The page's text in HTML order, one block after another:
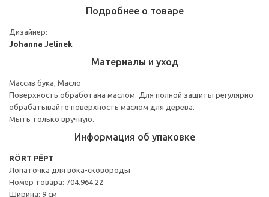
Подробнее о товаре
Дизайнер:
Johanna Jelinek
Материалы и уход
Массив бука, Масло
Поверхность обработана маслом. Для полной защиты регулярно
обрабатывайте поверхность маслом для дерева.
Мыть только вручную.
Информация об упаковке
RÖRT РЁРТ
Лопаточка для вока-сковороды
Номер товара: 704.964.22
Ширина: 9 см